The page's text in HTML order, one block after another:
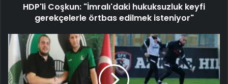
HDP'li Coşkun: "İmralı'daki hukuksuzluk keyfi
gerekçelerle örtbas edilmek isteniyor"